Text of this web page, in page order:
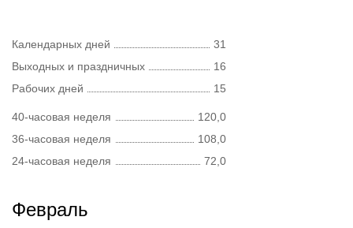
Календарных дней
31
Выходных и праздничных
16
Рабочих дней
15
40-часовая неделя
120,0
36-часовая неделя
108,0
24-часовая неделя
72,0
Февраль